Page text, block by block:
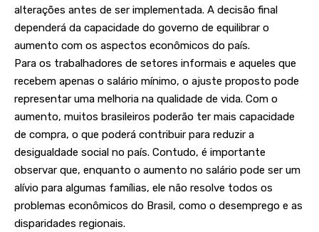
alterações antes de ser implementada. A decisão final
dependerá da capacidade do governo de equilibrar o
aumento com os aspectos econômicos do país.
Para os trabalhadores de setores informais e aqueles que
recebem apenas o salário mínimo, o ajuste proposto pode
representar uma melhoria na qualidade de vida. Com o
aumento, muitos brasileiros poderão ter mais capacidade
de compra, o que poderá contribuir para reduzir a
desigualdade social no país. Contudo, é importante
observar que, enquanto o aumento no salário pode ser um
alívio para algumas famílias, ele não resolve todos os
problemas econômicos do Brasil, como o desemprego e as
disparidades regionais.